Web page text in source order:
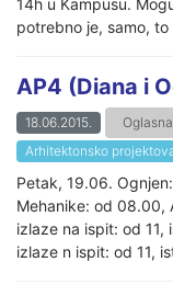
potrebno je, samo,
AP4 (Diana i
18.06.2015.
Arhitektonsko
Petak, 19.06.
Mehanike: od 08.00,
izlaze na ispit: od 11,
izlaze n ispit: od 11,